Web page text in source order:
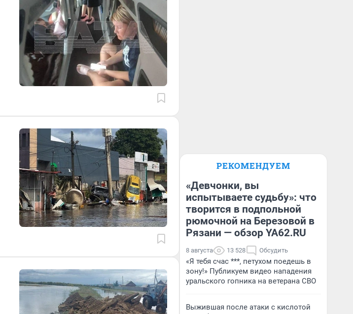
РЕКОМЕНДУЕМ
«Девчонки, вы
испытываете судьбу»: что
творится в подпольной
рюмочной на Березовой в
Рязани — обзор YA62.RU
8 августа 13 528 Обсудить
«Я тебя счас ***, петухом поедешь в
зону!» Публикуем видео нападения
уральского гопника на ветерана СВО
Выжившая после атаки с кислотой